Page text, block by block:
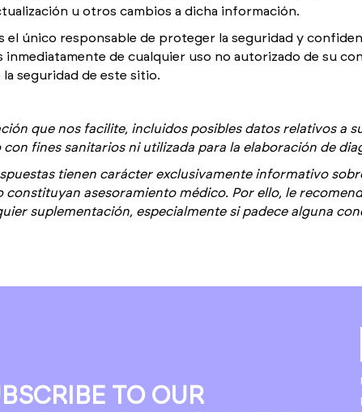
u otros cambios a dicha información.
el único responsable de proteger la seguridad y
de cualquier uso no autorizado de su
seguridad de este sitio.
que nos facilite, incluidos posibles datos relativos a
fines sanitarios ni utilizada para la elaboración de
tienen carácter exclusivamente informativo
constituyan asesoramiento médico. Por ello, le
suplementación, especialmente si padece alguna
TO OUR